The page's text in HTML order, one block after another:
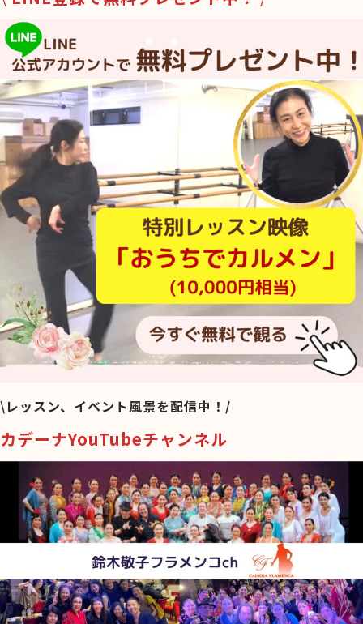
\レッスン、イベント風景を配信中！/
カデーナYouTubeチャンネル